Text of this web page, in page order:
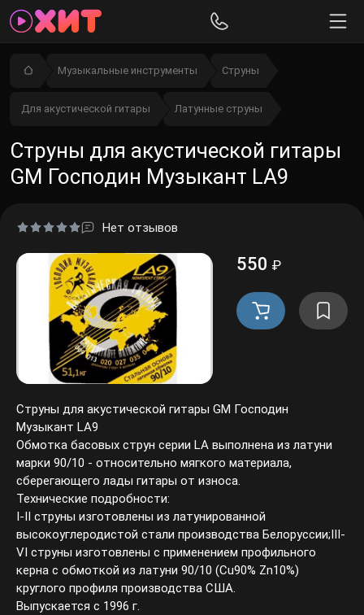
Музыкальные инструменты Струны
Для акустической гитары Латунные струны
Струны для акустической гитары
GM Господин Музыкант LA9
Нет отзывов
550 ₽
Струны для акустической гитары GM Господин
Музыкант LA9
Обмотка басовых струн серии LA выполнена из латуни
марки 90/10 - относительно мягкого материала,
сберегающего лады гитары от износа.
Технические подробности:
I-II струны изготовлены из латунированной
высокоуглеродистой стали производства Белоруссии;III-
VI струны изготовлены с применением профильного
керна с обмоткой из латуни 90/10 (Cu90% Zn10%)
круглого профиля производства США.
Выпускается с 1996 г.